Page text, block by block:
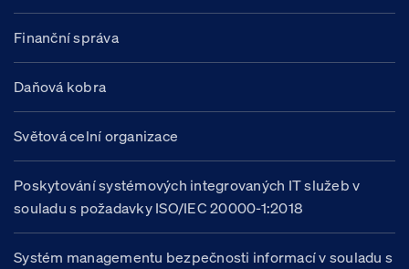
Finanční správa
Daňová kobra
Světová celní organizace
Poskytování systémových integrovaných IT služeb v
souladu s požadavky ISO/IEC 20000-1:2018
Systém managementu bezpečnosti informací v souladu s